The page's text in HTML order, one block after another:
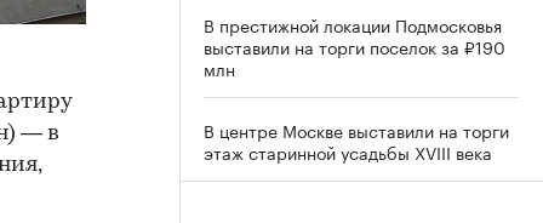
— в
В престижной локации Подмосковья
выставили на торги поселок за ₽190
млн
В центре Москве выставили на торги
этаж старинной усадьбы XVIII века